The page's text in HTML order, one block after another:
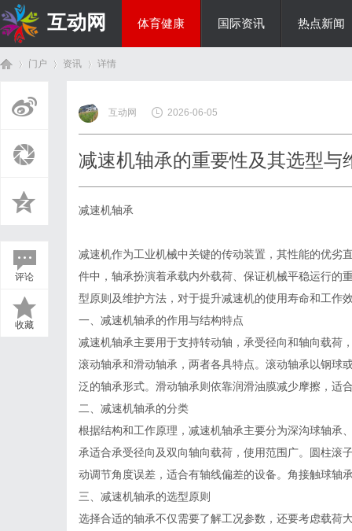
互动网 体育健康 国际资讯 热点新闻
门户 资讯
›
详情
评论
收藏
互动网 2026-06-05
减速机轴承的重要性及其选型与
减速机轴承
减速机作为工业机械中关键的传动装置，其性能的优劣
件中，轴承扮演着承载内外载荷、保证机械平稳运行的
型原则及维护方法，对于提升减速机的使用寿命和工作
一、减速机轴承的作用与结构特点
减速机轴承主要用于支持转动轴，承受径向和轴向载荷
滚动轴承和滑动轴承，两者各具特点。滚动轴承以钢球
泛的轴承形式。滑动轴承则依靠润滑油膜减少摩擦，适
二、减速机轴承的分类
根据结构和工作原理，减速机轴承主要分为深沟球轴承
承适合承受径向及双向轴向载荷，使用范围广。圆柱滚
动调节角度误差，适合有轴线偏差的设备。角接触球轴
三、减速机轴承的选型原则
选择合适的轴承不仅需要了解工况参数，还要考虑载荷